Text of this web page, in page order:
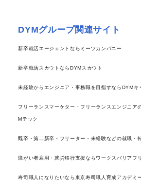
DYMグループ関連サイト
新卒就活エージェントならミーツカンパニー
新卒就活スカウトならDYMスカウト
未経験からエンジニア・事務職を目指すならDYMキ
フリーランスマーケター・フリーランスエンジニア
Mテック
既卒・第二新卒・フリーター・未経験などの就職・
障がい者雇用・就労移行支援ならワークスバリアフ
寿司職人になりたいなら東京寿司職人育成アカデミ